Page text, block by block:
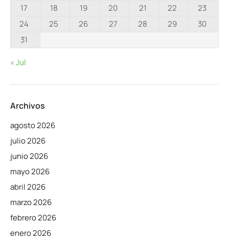
17
18 19 20 21 22
23
24
25 26 27 28 29
30
31
« Jul
Archivos
agosto 2026
julio 2026
junio 2026
mayo 2026
abril 2026
marzo 2026
febrero 2026
enero 2026